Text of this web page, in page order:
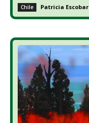
Chile Patricia Escobar